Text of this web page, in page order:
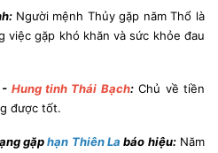
Người mệnh Thủy gặp năm Thổ là
việc gặp khó khăn và sức khỏe đau
- Hung tinh Thái Bạch:Chủ về tiền
được tốt.
gặphạn Thiên La báo hiệu:Năm